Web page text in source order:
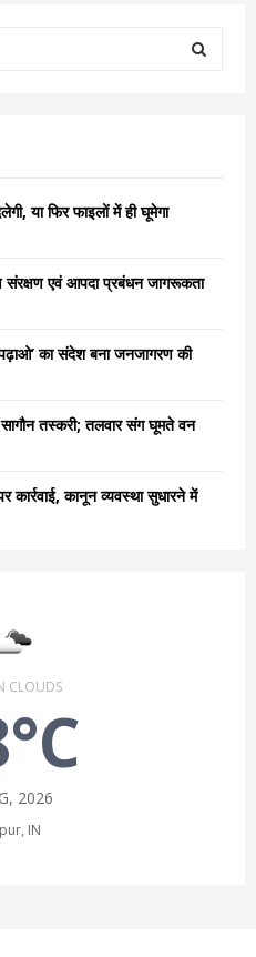
या फिर फाइलों में ही घूमेगा
संरक्षण एवं आपदा प्रबंधन जागरूकता
का संदेश बना जनजागरण की
तस्करी; तलवार संग घूमते वन
कार्रवाई, कानून व्यवस्था सुधारने में
CLOUDS
2026
IN